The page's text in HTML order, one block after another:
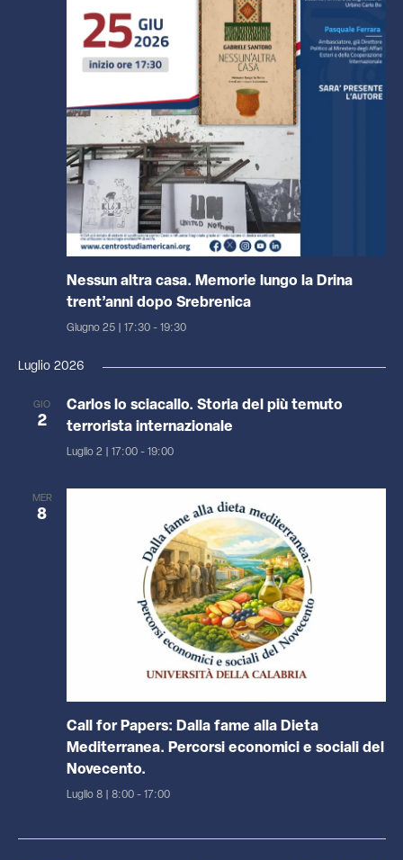
Nessun altra casa. Memorie lungo la Drina
trent’anni dopo Srebrenica
Giugno 25 | 17:30- 19:30
Luglio 2026
GIO
2
Carlos lo sciacallo. Storia del più temuto
terrorista internazionale
Luglio 2 | 17:00- 19:00
MER
8
Call for Papers: Dalla fame alla Dieta
Mediterranea. Percorsi economici e sociali del
Novecento.
Luglio 8 | 8:00- 17:00